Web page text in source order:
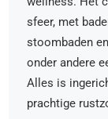
sfeer, met
stoombaden
onder andere
Alles is
prachtige